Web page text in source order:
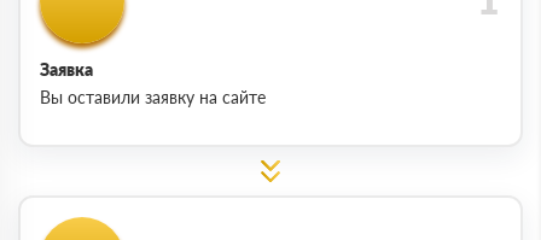
Заявка
Вы оставили заявку на сайте